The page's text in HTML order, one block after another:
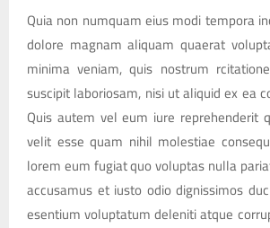
Quia non numquam eius modi tempora
dolore magnam aliquam quaerat
minima veniam, quis nostrum
suscipit laboriosam, nisi ut aliquid ex ea
Quis autem vel eum iure reprehenderit
velit esse quam nihil molestiae
lorem eum fugiat quo voluptas nulla
accusamus et iusto odio dignissimos
esentium voluptatum deleniti atque